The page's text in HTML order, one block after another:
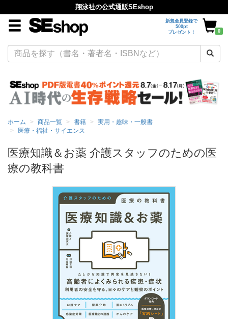
翔泳社の公式通販SEshop
新規会員登録で
500pt
プレゼント！
0
ホーム 商品一覧 書籍
実用・趣味・一般書
医療・福祉・サイエンス
医療知識＆お薬 介護スタッフのための医
療の教科書